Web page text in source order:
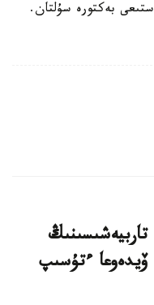
بەكتورە سۇلتان.
تاربيەشىسىنىڭ
ءتۇسىپ